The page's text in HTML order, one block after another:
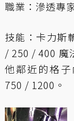
職業：滲透專
技能：卡力斯
/ 250 / 400 魔
他鄰近的格
750 / 1200。